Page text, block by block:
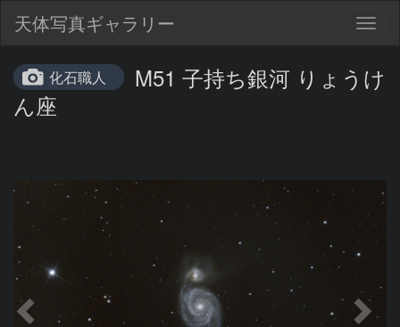
天体写真ギャラリー
化石職人
M51 子持ち銀河 りょうけ
ん座